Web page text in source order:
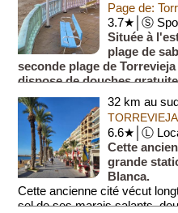
Page de:
3.7★│Ⓢ
Située à
plage de
seconde plage de
dispose de douches
32 km au
TORREVIEJA
6.6★│Ⓛ
Cette
grande
Blanca.
Cette ancienne cité vécut
sel de ses marais salants,